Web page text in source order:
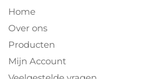
Home
Over ons
Producten
Mijn Account